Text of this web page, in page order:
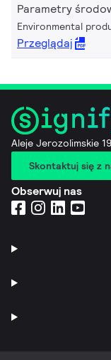
Parametry
Environmental
Przeglądaj
Aleje Jerozolimskie
Skontaktuj się z
Obserwuj nas